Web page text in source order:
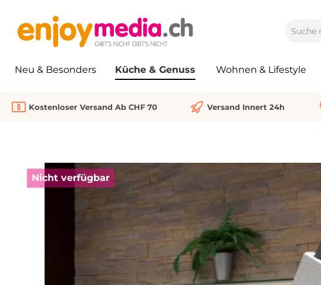
Neu & Besonders Küche & Genuss Wohnen & Lifestyle
Kostenloser Versand Ab CHF 70 Versand Innert 24h
Bildergalerie überspringen
Nicht verfügbar